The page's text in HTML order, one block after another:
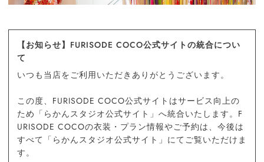
【お知らせ】FURISODE COCO公式サイトの統合につい
て
いつも当店をご利用いただきありがとうございます。
この度、FURISODE COCO公式サイトはサービス向上の
ため「らかんスタジオ公式サイト」へ統合いたします。F
URISODE COCOの衣装・プラン情報やご予約は、今後は
すべて「らかんスタジオ公式サイト」にてご覧いただけま
す。